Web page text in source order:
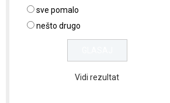
sve pomalo
nešto drugo
Vidi rezultat